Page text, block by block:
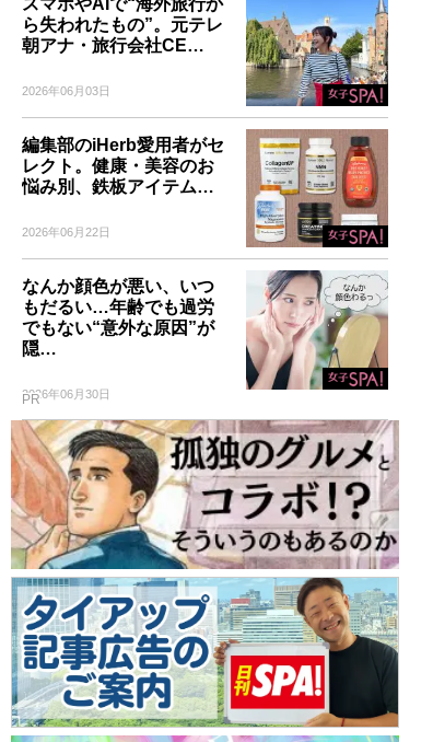
ら失われたもの”。元テレ
朝アナ・旅行会社CE…
2026年06月03日
編集部のiHerb愛用者がセ
レクト。健康・美容のお
悩み別、鉄板アイテム…
2026年06月22日
なんか顔色が悪い、いつ
もだるい…年齢でも過労
でもない“意外な原因”が
隠…
2026年06月30日
PR